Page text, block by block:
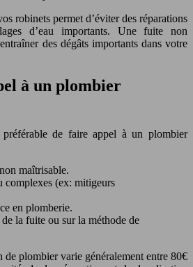
robinets permet d’éviter des réparations
d’eau importants. Une fuite non
des dégâts importants dans votre
à un plombier
de faire appel à un plombier
maîtrisable.
complexes (ex: mitigeurs
en plomberie.
la fuite ou sur la méthode de
de plombier varie généralement entre 80€